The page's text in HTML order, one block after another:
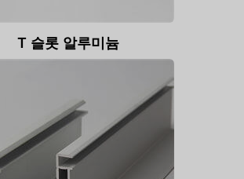
T 슬롯 알루미늄